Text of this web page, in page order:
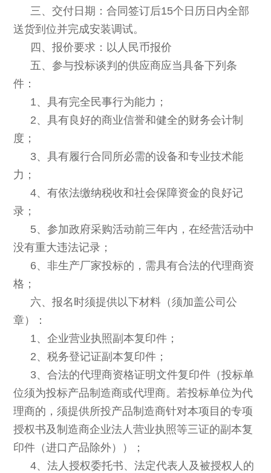
三、交付日期：合同签订后15个日历日内全部
送货到位并完成安装调试。
四、报价要求：以人民币报价
五、参与投标谈判的供应商应当具备下列条
件：
1、具有完全民事行为能力；
2、具有良好的商业信誉和健全的财务会计制
度；
3、具有履行合同所必需的设备和专业技术能
力；
4、有依法缴纳税收和社会保障资金的良好记
录；
5、参加政府采购活动前三年内，在经营活动中
没有重大违法记录；
6、非生产厂家投标的，需具有合法的代理商资
格；
六、报名时须提供以下材料（须加盖公司公
章）：
1、企业营业执照副本复印件；
2、税务登记证副本复印件；
3、合法的代理商资格证明文件复印件（投标单
位须为投标产品制造商或代理商。若投标单位为代
理商的，须提供所投产品制造商针对本项目的专项
授权书及制造商企业法人营业执照等三证的副本复
印件（进口产品除外））；
4、法人授权委托书、法定代表人及被授权人的